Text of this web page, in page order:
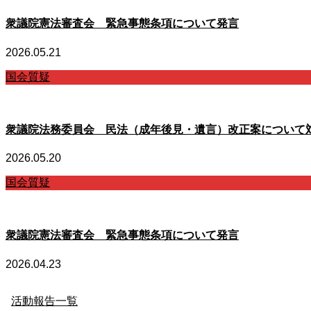
衆議院憲法審査会 緊急事態条項について発言
2026.05.21
国会質疑
衆議院法務委員会 民法（成年後見・遺言）改正案について
2026.05.20
国会質疑
衆議院憲法審査会 緊急事態条項について発言
2026.04.23
活動報告一覧